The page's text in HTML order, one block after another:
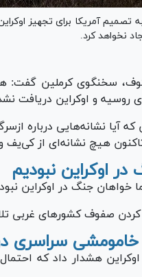
آمریکا برای تجهیز
نخواهد کرد.
سخنگوی کرملین گفت:
روسیه و اوکراین دریافت
آیا نشانه‌هایی درباره
تاکنون هیچ نشانه‌ای از
اوکراین نبودیم
جنگ در اوکراین
کردن صفوف کشور‌های غربی
خامومشی سراسری
اوکراین هشدار داد که